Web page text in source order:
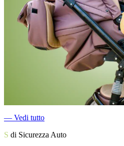
― Vedi tutto
S di Sicurezza Auto